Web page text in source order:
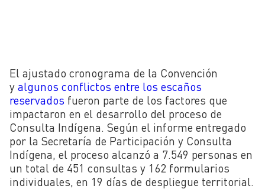
El ajustado cronograma de la Convención
y algunos conflictos entre los escaños
reservados fueron parte de los factores que
impactaron en el desarrollo del proceso de
Consulta Indígena. Según el informe entregado
por la Secretaría de Participación y Consulta
Indígena, el proceso alcanzó a 7.549 personas en
un total de 451 consultas y 162 formularios
individuales, en 19 días de despliegue territorial.